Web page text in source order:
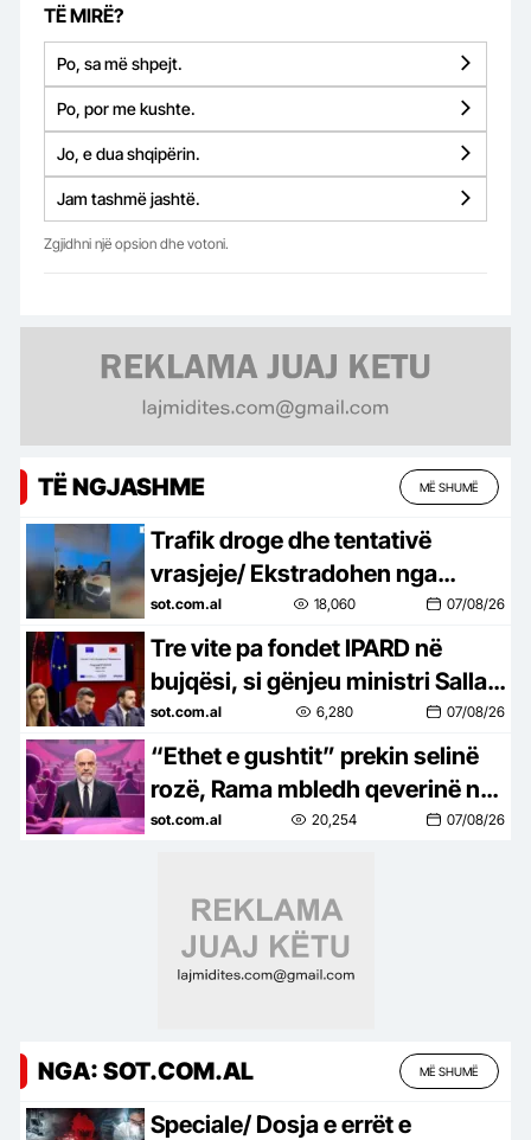
TË MIRË?
Po, sa më shpejt.
Po, por me kushte.
Jo, e dua shqipërin.
Jam tashmë jashtë.
Zgjidhni një opsion dhe votoni.
TË NGJASHME MË SHUMË
Trafik droge dhe tentativë
vrasjeje/ Ekstradohen nga
Kolumbia e Italia 2 persona të
kërkuar, mes tyre ‘kimisti’ i…
sot.com.al 18,060 07/08/26
Tre vite pa fondet IPARD në
bujqësi, si gënjeu ministri Salla,
premtoi çeljen e programit
brenda qershorit, por ende…
sot.com.al 6,280 07/08/26
“Ethet e gushtit” prekin selinë
rozë, Rama mbledh qeverinë në
Pogradec më 24 dhe 25 gusht,
sot.com.al 20,254 07/08/26
NGA: SOT.COM.AL MË SHUMË
Speciale/ Dosja e errët e